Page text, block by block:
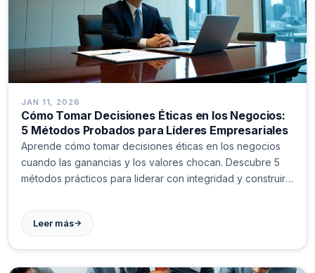
JAN 11, 2026
Cómo Tomar Decisiones Éticas en los Negocios:
5 Métodos Probados para Líderes Empresariales
Aprende cómo tomar decisiones éticas en los negocios
cuando las ganancias y los valores chocan. Descubre 5
métodos prácticos para liderar con integridad y construir
Leer más→